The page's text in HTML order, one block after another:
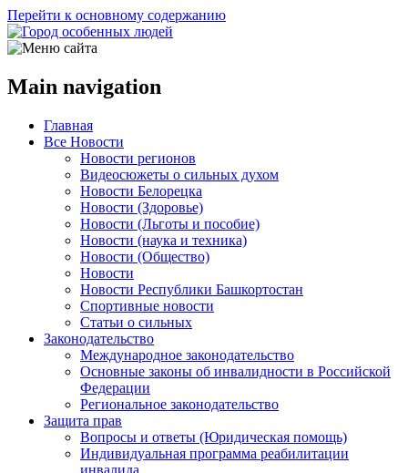
Перейти к основному содержанию
Main navigation
Главная
Все Новости
Новости регионов
Видеосюжеты о сильных духом
Новости Белорецка
Новости (Здоровье)
Новости (Льготы и пособие)
Новости (наука и техника)
Новости (Общество)
Новости
Новости Республики Башкортостан
Спортивные новости
Статьи о сильных
Законодательство
Международное законодательство
Основные законы об инвалидности в Российской
Федерации
Региональное законодательство
Защита прав
Вопросы и ответы (Юридическая помощь)
Индивидуальная программа реабилитации
инвалида